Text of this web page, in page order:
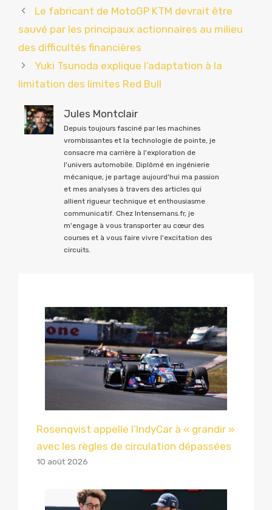
Le fabricant de MotoGP KTM devrait être
sauvé par les principaux actionnaires au milieu
des difficultés financières
Yuki Tsunoda explique l’adaptation à la
limitation des limites Red Bull
Jules Montclair
Depuis toujours fasciné par les machines
vrombissantes et la technologie de pointe, je
consacre ma carrière à l'exploration de
l'univers automobile. Diplômé en ingénierie
mécanique, je partage aujourd'hui ma passion
et mes analyses à travers des articles qui
allient rigueur technique et enthousiasme
communicatif. Chez Intensemans.fr, je
m'engage à vous transporter au cœur des
courses et à vous faire vivre l'excitation des
circuits.
Rosenqvist appelle l’IndyCar à « grandir »
avec les règles de circulation dépassées
10 août 2026